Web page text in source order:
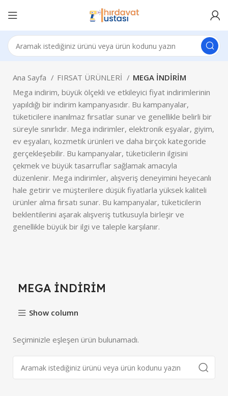
Ana Sayfa FIRSAT ÜRÜNLERİ
MEGA İNDİRİM
Mega indirim, büyük ölçekli ve etkileyici fiyat indirimlerinin
yapıldığı bir indirim kampanyasıdır. Bu kampanyalar,
tüketicilere inanılmaz fırsatlar sunar ve genellikle belirli bir
süreyle sınırlıdır. Mega indirimler, elektronik eşyalar, giyim,
ev eşyaları, kozmetik ürünleri ve daha birçok kategoride
gerçekleşebilir. Bu kampanyalar, tüketicilerin ilgisini
çekmek ve büyük tasarruflar sağlamak amacıyla
düzenlenir. Mega indirimler, alışveriş deneyimini heyecanlı
hale getirir ve müşterilere düşük fiyatlarla yüksek kaliteli
ürünler alma fırsatı sunar. Bu kampanyalar, tüketicilerin
beklentilerini aşarak alışveriş tutkusuyla birleşir ve
genellikle büyük bir ilgi ve taleple karşılanır.
MEGA İNDİRİM
Show column
Seçiminizle eşleşen ürün bulunamadı.